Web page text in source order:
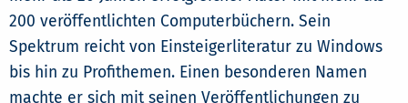
200 veröffentlichten Computerbüchern. Sein
Spektrum reicht von Einsteigerliteratur zu Windows
bis hin zu Profithemen. Einen besonderen Namen
machte er sich mit seinen Veröffentlichungen zu